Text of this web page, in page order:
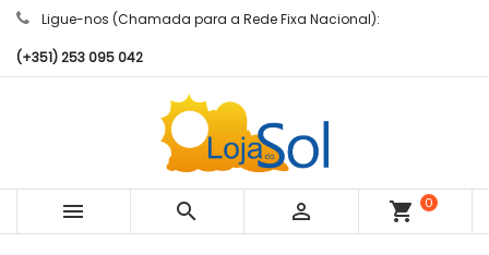
Ligue-nos (Chamada para a Rede Fixa Nacional):
(+351) 253 095 042
   shopping_cart
0